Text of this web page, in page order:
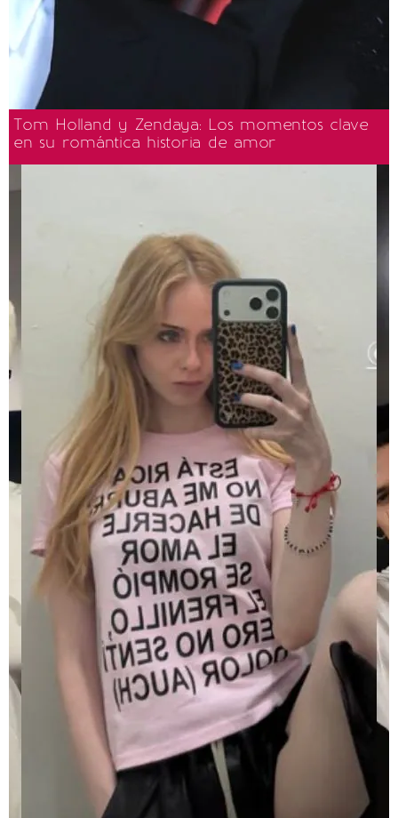
Tom Holland y Zendaya: Los momentos clave
en su romántica historia de amor